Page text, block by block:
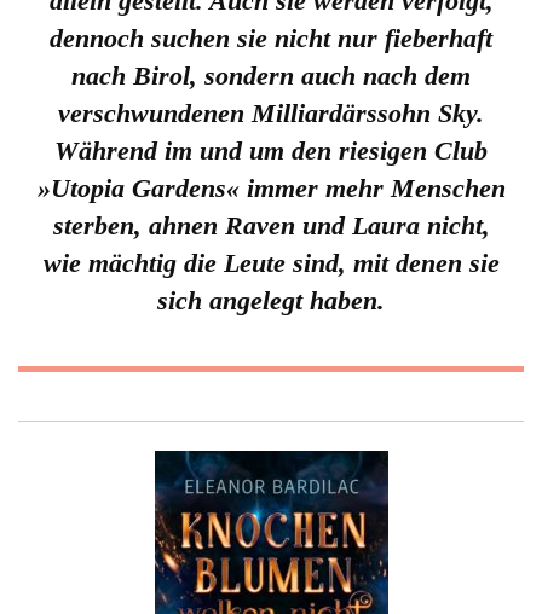
dennoch suchen sie nicht nur fieberhaft
nach Birol, sondern auch nach dem
verschwundenen Milliardärssohn Sky.
Während im und um den riesigen Club
»Utopia Gardens« immer mehr Menschen
sterben, ahnen Raven und Laura nicht,
wie mächtig die Leute sind, mit denen sie
sich angelegt haben.